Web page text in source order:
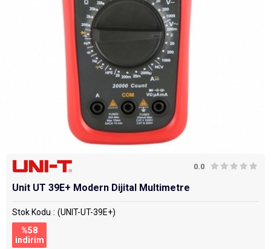
0.0
Unit UT 39E+ Modern Dijital Multimetre
Stok Kodu
(UNIT-UT-39E+)
%58
i̇ndirim